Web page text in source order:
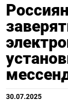
30.07.2025